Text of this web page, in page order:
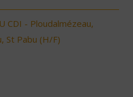
CDI - Ploudalmézeau,
St Pabu (H/F)